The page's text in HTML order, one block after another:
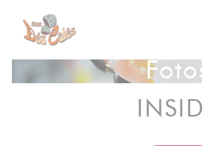
Painel de Gerenciamento de Cookies